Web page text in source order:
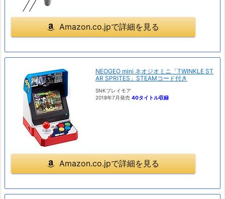
Amazon.co.jpで詳細を見る
NEOGEO mini ネオジオミニ「TWINKLE ST
AR SPRITES」STEAMコード付き
SNKプレイモア
2018年7月発売 40タイトル収録
Amazon.co.jpで詳細を見る